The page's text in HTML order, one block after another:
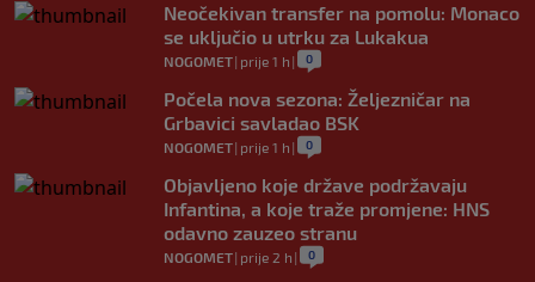
Neočekivan transfer na pomolu: Monaco
se uključio u utrku za Lukakua
NOGOMET| prije 1 h | 0
Počela nova sezona: Željezničar na
Grbavici savladao BSK
NOGOMET| prije 1 h | 0
Objavljeno koje države podržavaju
Infantina, a koje traže promjene: HNS
odavno zauzeo stranu
NOGOMET| prije 2 h | 0